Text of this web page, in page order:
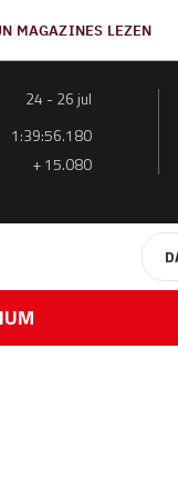
MAGAZINES LEZEN
24 - 26 jul
1:39:56.180
+ 15.080